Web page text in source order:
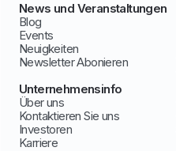
News und Veranstaltungen
Blog
Events
Neuigkeiten
Newsletter Abonieren
Unternehmensinfo
Über uns
Kontaktieren Sie uns
Investoren
Karriere